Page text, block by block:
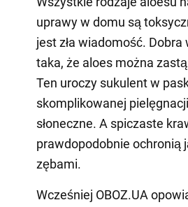
uprawy w domu są
jest zła wiadomość.
taka, że aloes można
Ten uroczy sukulent w
skomplikowanej
słoneczne. A spiczaste
prawdopodobnie ochronią
zębami.
Wcześniej OBOZ.UA